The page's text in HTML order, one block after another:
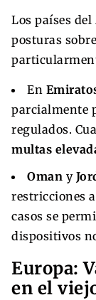
Los países
posturas
En
parcialmente
regulados.
multas
Oman y
restricciones
casos se
dispositivos
Europa:
en el